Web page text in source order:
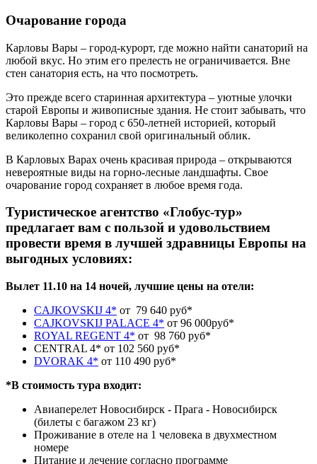
Очарование города
Карловы Вары – город-курорт, где можно найти санаторий на
любой вкус. Но этим его прелесть не ограничивается. Вне
стен санатория есть, на что посмотреть.
Это прежде всего старинная архитектура – уютные улочки
старой Европы и живописные здания. Не стоит забывать, что
Карловы Вары – город с 650-летней историей, который
великолепно сохранил свой оригинальный облик.
В Карловых Варах очень красивая природа – открываются
невероятные виды на горно-лесные ландшафты. Свое
очарование город сохраняет в любое время года.
Туристическое агентство «Глобус-тур»
предлагает вам с пользой и удовольствием
провести время в лучшей здравницы Европы на
выгодных условиях:
Вылет 11.10 на 14 ночей, лучшие цены на отели:
CAJKOVSKIJ 4* от 79 640 руб*
CAJKOVSKIJ PALACE 4* от 96 000руб*
ROYAL REGENT 4* от 98 760 руб*
CENTRAL 4* от 102 560 руб*
DVORAK 4* от 110 490 руб*
*В стоимость тура входит:
Авиаперелет Новосибирск - Прага - Новосибирск
(билеты с багажом 23 кг)
Проживание в отеле на 1 человека в двухместном
номере
Питание и лечение согласно программе